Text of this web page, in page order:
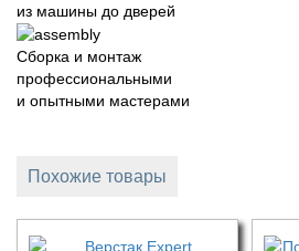
из машины до дверей
Сборка и монтаж
профессиональными
и опытными мастерами
Похожие товары